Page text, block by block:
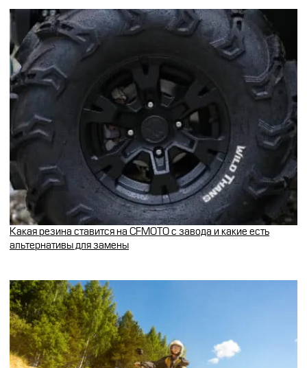
Какая резина ставится на CFMOTO с завода и какие есть
альтернативы для замены